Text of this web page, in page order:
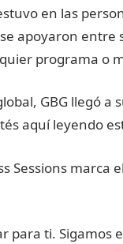
en las
apoyaron entre
programa o
GBG llegó a
aquí leyendo
Sessions marca
para ti. Sigamos